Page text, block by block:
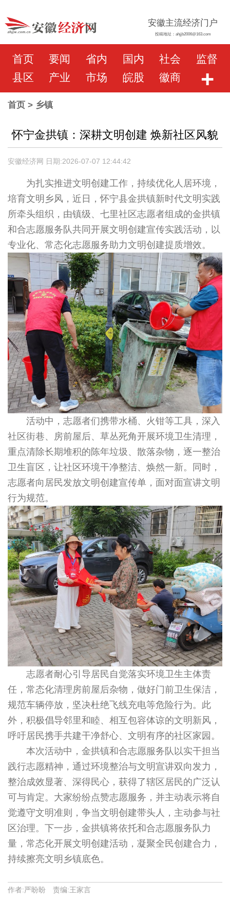
安徽主流经济门户
投稿地址：ahjjb2006@163.com
首页 要闻 省内 国内 社会
监督
县区
产业 市场 皖股 徽商 +
首页> 乡镇
怀宁金拱镇：深耕文明创建 焕新社区风貌
安徽经济网 日期:2026-07-07 12:44:42
为扎实推进文明创建工作，持续优化人居环境，
培育文明乡风，近日，怀宁县金拱镇新时代文明实践
所牵头组织，由镇级、七里社区志愿者组成的金拱镇
和合志愿服务队共同开展文明创建宣传实践活动，以
专业化、常态化志愿服务助力文明创建提质增效。
活动中，志愿者们携带水桶、火钳等工具，深入
社区街巷、房前屋后、草丛死角开展环境卫生清理，
重点清除长期堆积的陈年垃圾、散落杂物，逐一整治
卫生盲区，让社区环境干净整洁、焕然一新。同时，
志愿者向居民发放文明创建宣传单，面对面宣讲文明
行为规范。
志愿者耐心引导居民自觉落实环境卫生主体责
任，常态化清理房前屋后杂物，做好门前卫生保洁，
规范车辆停放，坚决杜绝飞线充电等危险行为。此
外，积极倡导邻里和睦、相互包容体谅的文明新风，
呼吁居民携手共建干净舒心、文明有序的社区家园。
本次活动中，金拱镇和合志愿服务队以实干担当
践行志愿精神，通过环境整治与文明宣讲双向发力，
整治成效显著、深得民心，获得了辖区居民的广泛认
可与肯定。大家纷纷点赞志愿服务，并主动表示将自
觉遵守文明准则，争当文明创建带头人，主动参与社
区治理。下一步，金拱镇将依托和合志愿服务队力
量，常态化开展文明创建活动，凝聚全民创建合力，
持续擦亮文明乡镇底色。
作者:严盼盼 责编:王家言